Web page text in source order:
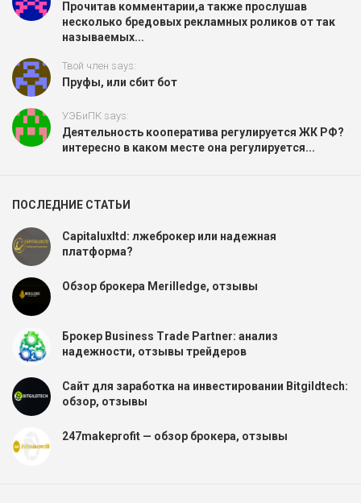
Прочитав комментарии,а также прослушав
несколько бредовых рекламных роликов от так
называемых...
Твой член says:
Пруфы, или сбит бот
УЭБиПК says:
Деятельность кооператива регулируется ЖК РФ?
интересно в каком месте она регулируется...
ПОСЛЕДНИЕ СТАТЬИ
Capitaluxltd: лжеброкер или надежная
платформа?
Обзор брокера Merilledge, отзывы
Брокер Business Trade Partner: анализ
надежности, отзывы трейдеров
Сайт для заработка на инвестировании Bitgildtech:
обзор, отзывы
247makeprofit — обзор брокера, отзывы